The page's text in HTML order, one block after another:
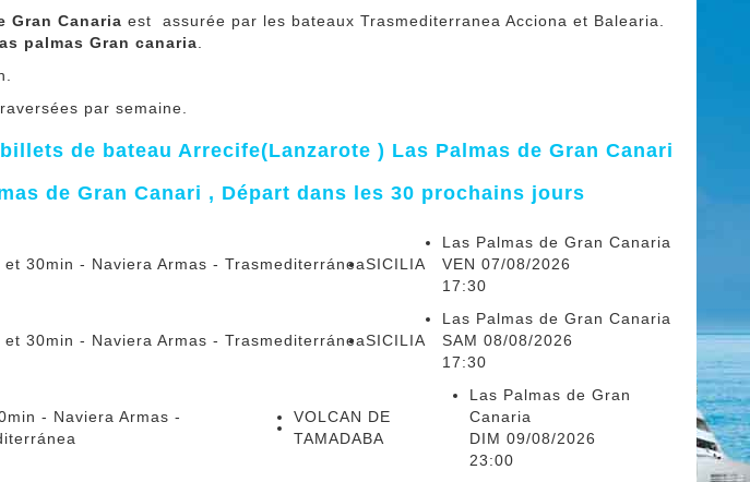
Gran Canaria est assurée par les bateaux Trasmediterranea Acciona et Balearia.
palmas Gran canaria
par semaine.
de bateau Arrecife(Lanzarote ) Las Palmas de Gran Canari
de Gran Canari , Départ dans les 30 prochains jours
et 30min - Naviera Armas - TrasmediterráneaSICILIA
Las Palmas de Gran Canaria
VEN 07/08/2026
17:30
et 30min - Naviera Armas - TrasmediterráneaSICILIA
Las Palmas de Gran Canaria
SAM 08/08/2026
17:30
- Naviera Armas -
VOLCAN DE
TAMADABA
Las Palmas de Gran
Canaria
DIM 09/08/2026
23:00